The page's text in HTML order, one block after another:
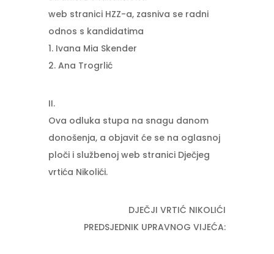
web stranici HZZ-a, zasniva se radni
odnos s kandidatima
1. Ivana Mia Skender
2. Ana Trogrlić
II.
Ova odluka stupa na snagu danom
donošenja, a objavit će se na oglasnoj
ploči i službenoj web stranici Dječjeg
vrtića Nikolići.
DJEČJI VRTIĆ NIKOLIĆI
PREDSJEDNIK UPRAVNOG VIJEĆA: